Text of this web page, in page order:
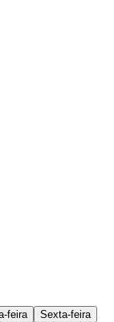
feira
Sexta-feira